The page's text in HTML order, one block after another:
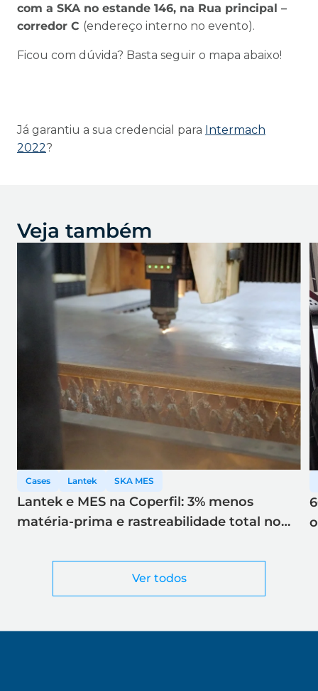
com a SKA no estande 146, na Rua principal –
corredor C (endereço interno no evento).
Ficou com dúvida? Basta seguir o mapa abaixo!
Já garantiu a sua credencial para Intermach
2022?
Veja também
Ver todos
Cases Lantek SKA MES
Lantek e MES na Coperfil: 3% menos
matéria-prima e rastreabilidade total no